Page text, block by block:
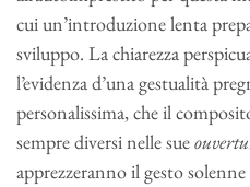
cui un’introduzione lenta
sviluppo. La chiarezza
l’evidenza d’una gestualità
personalissima, che il
sempre diversi nelle sue
apprezzeranno il gesto solenne